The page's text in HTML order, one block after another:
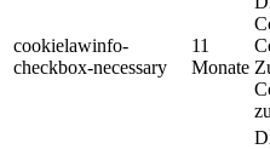
cookielawinfo-
checkbox-necessary
11
Monate